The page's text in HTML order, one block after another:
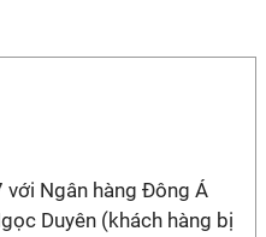
Ngân hàng Đông Á
Duyên (khách hàng bị